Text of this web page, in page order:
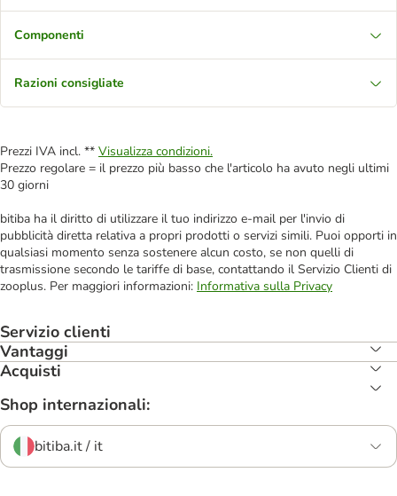
Componenti
Razioni consigliate
Prezzi IVA incl. ** Visualizza condizioni.
Prezzo regolare = il prezzo più basso che l'articolo ha avuto negli ultimi
30 giorni
bitiba ha il diritto di utilizzare il tuo indirizzo e-mail per l'invio di
pubblicità diretta relativa a propri prodotti o servizi simili. Puoi opporti in
qualsiasi momento senza sostenere alcun costo, se non quelli di
trasmissione secondo le tariffe di base, contattando il Servizio Clienti di
zooplus. Per maggiori informazioni: Informativa sulla Privacy
Servizio clienti
Vantaggi
Acquisti
Shop internazionali:
bitiba.it / it